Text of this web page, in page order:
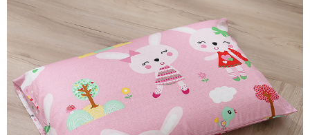
後付繳納相關費用。
※ 交易是否成功請以「AFTEE先享後付 」之結帳頁面顯示為準，若有關於
是否繳費成功／繳費後需取消欲退款等相關疑問，請聯繫「AFTEE先享後付
https://netprotections.freshdesk.com/support/home
【注意事項】
１．透過由恩沛科技股份有限公司提供之「AFTEE先享後付」服務完成之交
易，需依本服務之必要範圍內提供個人資料，並將交易相關給付款項請求債
權轉讓予恩沛科技股份有限公司。
２．關於個人資料處理事宜，請瀏覽以下網址：
https://aftee.tw/terms/#terms3
付款後7-11取貨
每筆NT$60，滿NT$499(含以上)免運費
宅配
每筆NT$100，滿NT$499(含以上)免運費
離島宅配
每筆NT$100，滿NT$499(含以上)免運費